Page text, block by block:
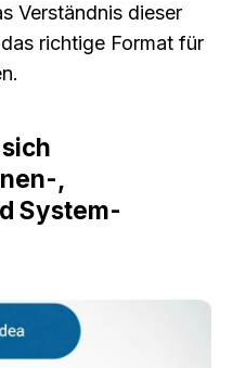
Verständnis dieser
richtige Format für
,
System-